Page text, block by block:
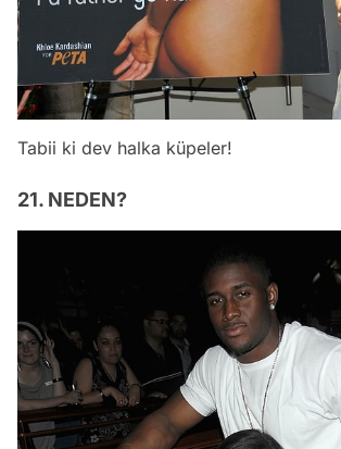
Tabii ki dev halka küpeler!
21. NEDEN?